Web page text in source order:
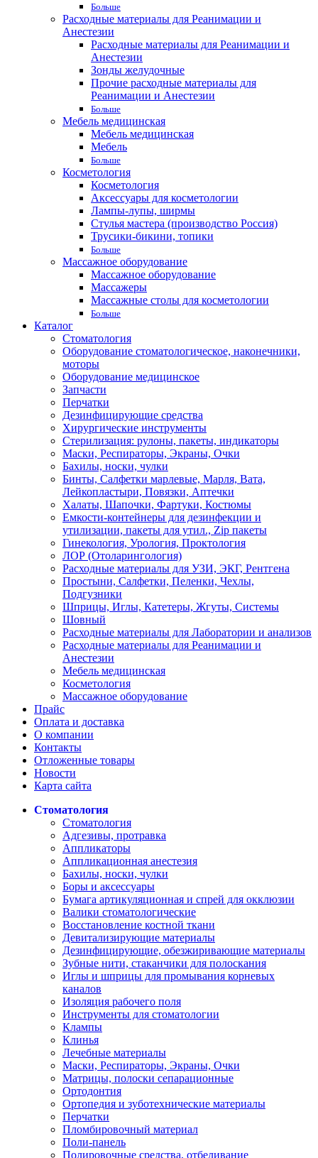
Больше
Расходные материалы для Реанимации и
Анестезии
Расходные материалы для Реанимации и
Анестезии
Зонды желудочные
Прочие расходные материалы для
Реанимации и Анестезии
Больше
Мебель медицинская
Мебель медицинская
Мебель
Больше
Косметология
Косметология
Аксессуары для косметологии
Лампы-лупы, ширмы
Стулья мастера (производство Россия)
Трусики-бикини, топики
Больше
Массажное оборудование
Массажное оборудование
Массажеры
Массажные столы для косметологии
Больше
Каталог
Стоматология
Оборудование стоматологическое, наконечники,
моторы
Оборудование медицинское
Запчасти
Перчатки
Дезинфицирующие средства
Хирургические инструменты
Стерилизация: рулоны, пакеты, индикаторы
Маски, Респираторы, Экраны, Очки
Бахилы, носки, чулки
Бинты, Салфетки марлевые, Марля, Вата,
Лейкопластыри, Повязки, Аптечки
Халаты, Шапочки, Фартуки, Костюмы
Емкости-контейнеры для дезинфекции и
утилизации, пакеты для утил., Zip пакеты
Гинекология, Урология, Проктология
ЛОР (Отоларингология)
Расходные материалы для УЗИ, ЭКГ, Рентгена
Простыни, Салфетки, Пеленки, Чехлы,
Подгузники
Шприцы, Иглы, Катетеры, Жгуты, Системы
Шовный
Расходные материалы для Лаборатории и анализов
Расходные материалы для Реанимации и
Анестезии
Мебель медицинская
Косметология
Массажное оборудование
Прайс
Оплата и доставка
О компании
Контакты
Отложенные товары
Новости
Карта сайта
Стоматология
Стоматология
Адгезивы, протравка
Аппликаторы
Аппликационная анестезия
Бахилы, носки, чулки
Боры и аксессуары
Бумага артикуляционная и спрей для окклюзии
Валики стоматологические
Восстановление костной ткани
Девитализирующие материалы
Дезинфицирующие, обезжиривающие материалы
Зубные нити, стаканчики для полоскания
Иглы и шприцы для промывания корневых
каналов
Изоляция рабочего поля
Инструменты для стоматологии
Клампы
Клинья
Лечебные материалы
Маски, Респираторы, Экраны, Очки
Матрицы, полоски сепарационные
Ортодонтия
Ортопедия и зуботехнические материалы
Перчатки
Пломбировочный материал
Поли-панель
Полировочные средства, отбеливание